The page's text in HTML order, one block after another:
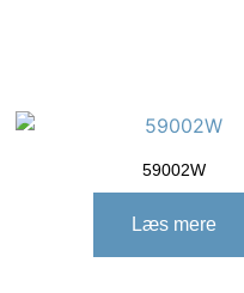
59002W
Læs mere